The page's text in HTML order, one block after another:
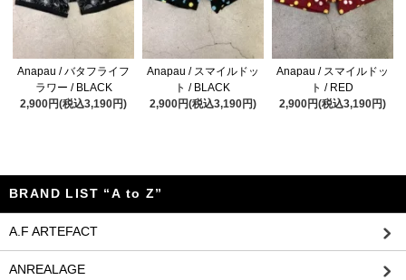
Anapau / バタフライフ
ラワー / BLACK
2,900円(税込3,190円)
Anapau / スマイルドッ
ト / BLACK
2,900円(税込3,190円)
Anapau / スマイルドッ
ト / RED
2,900円(税込3,190円)
BRAND LIST “A to Z”
A.F ARTEFACT
ANREALAGE